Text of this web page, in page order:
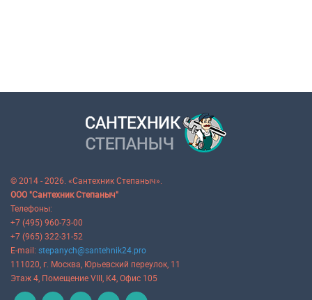
© 2014 - 2026. «Сантехник Степаныч».
ООО "Сантехник Степаныч"
Телефоны:
+7 (495) 960-73-00
+7 (965) 322-31-52
E-mail: stepanych@santehnik24.pro
111020, г. Москва, Юрьевский переулок, 11
Этаж 4, Помещение VIII, К4, Офис 105